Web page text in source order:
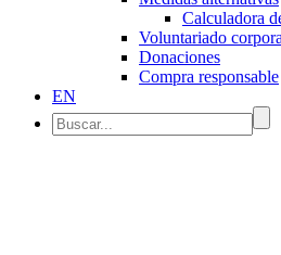
Calculadora
Voluntariado
Donaciones
Compra responsable
EN